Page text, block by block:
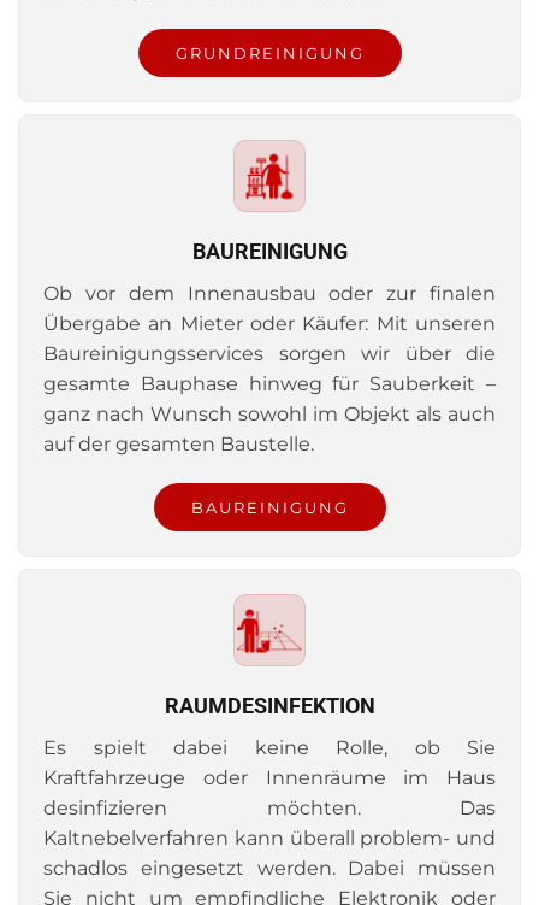
GRUNDREINIGUNG
BAUREINIGUNG
Ob vor dem Innenausbau oder zur finalen
Übergabe an Mieter oder Käufer: Mit unseren
Baureinigungsservices sorgen wir über die
gesamte Bauphase hinweg für Sauberkeit –
ganz nach Wunsch sowohl im Objekt als auch
auf der gesamten Baustelle.
BAUREINIGUNG
RAUMDESINFEKTION
Es spielt dabei keine Rolle, ob Sie
Kraftfahrzeuge oder Innenräume im Haus
desinfizieren möchten. Das
Kaltnebelverfahren kann überall problem- und
schadlos eingesetzt werden. Dabei müssen
Sie nicht um empfindliche Elektronik oder